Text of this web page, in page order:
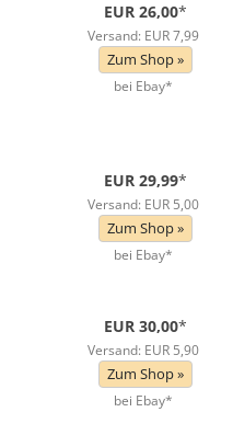
EUR 26,00*
Versand: EUR 7,99
Zum Shop »
bei Ebay*
EUR 29,99*
Versand: EUR 5,00
Zum Shop »
bei Ebay*
EUR 30,00*
Versand: EUR 5,90
Zum Shop »
bei Ebay*